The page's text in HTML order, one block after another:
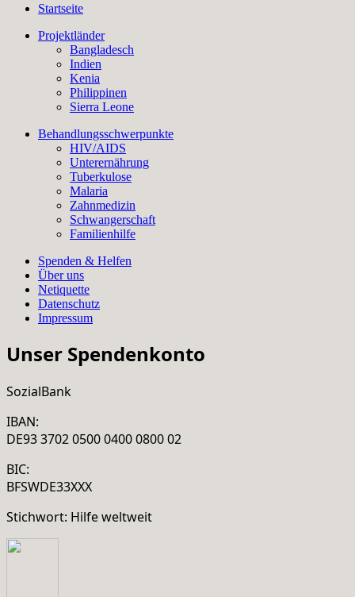
Startseite
Projektländer
Bangladesch
Indien
Kenia
Philippinen
Sierra Leone
Behandlungsschwerpunkte
HIV/AIDS
Unterernährung
Tuberkulose
Malaria
Zahnmedizin
Schwangerschaft
Familienhilfe
Spenden & Helfen
Über uns
Netiquette
Datenschutz
Impressum
Unser Spendenkonto
SozialBank
IBAN:
DE93 3702 0500 0400 0800 02
BIC:
BFSWDE33XXX
Stichwort: Hilfe weltweit